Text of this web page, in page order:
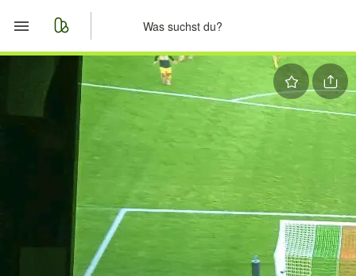
Start
Merkliste
Nachrichten
Anzeige aufgeben